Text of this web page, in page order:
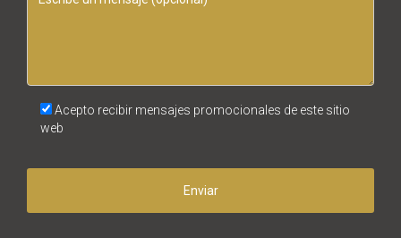
Acepto recibir mensajes promocionales de este sitio
web
Enviar